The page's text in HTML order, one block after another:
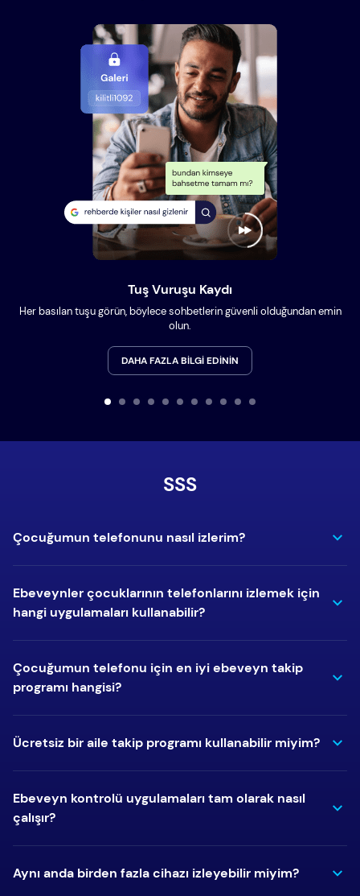
Tuş Vuruşu Kaydı
Her basılan tuşu görün, böylece sohbetlerin güvenli olduğundan emin
olun.
DAHA FAZLA BILGI EDININ
SSS
Çocuğumun telefonunu nasıl izlerim?
Ebeveynler çocuklarının telefonlarını izlemek için
hangi uygulamaları kullanabilir?
Çocuğumun telefonu için en iyi ebeveyn takip
programı hangisi?
Ücretsiz bir aile takip programı kullanabilir miyim?
Ebeveyn kontrolü uygulamaları tam olarak nasıl
çalışır?
Aynı anda birden fazla cihazı izleyebilir miyim?